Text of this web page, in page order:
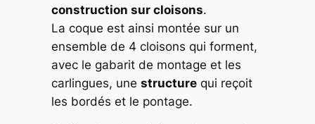
construction sur cloisons.
La coque est ainsi montée sur un
ensemble de 4 cloisons qui forment,
avec le gabarit de montage et les
carlingues, une structurequi reçoit
les bordés et le pontage.